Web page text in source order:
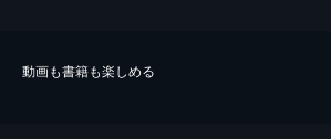
動画も書籍も楽しめる